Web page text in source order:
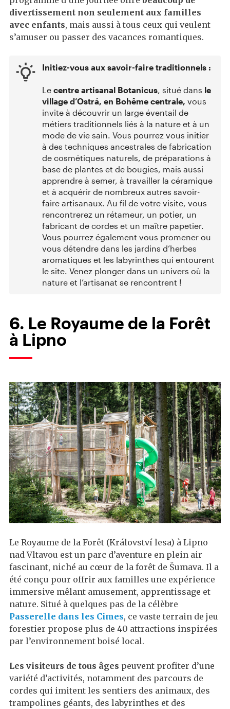
divertissement non seulement aux familles
avec enfants, mais aussi à tous ceux qui veulent
s’amuser ou passer des vacances romantiques.
Initiez-vous aux savoir-faire traditionnels :
Le centre artisanal Botanicus, situé dans le
village d’Ostrá, en Bohême centrale, vous
invite à découvrir un large éventail de
métiers traditionnels liés à la nature et à un
mode de vie sain. Vous pourrez vous initier
à des techniques ancestrales de fabrication
de cosmétiques naturels, de préparations à
base de plantes et de bougies, mais aussi
apprendre à semer, à travailler la céramique
et à acquérir de nombreux autres savoir-
faire artisanaux. Au fil de votre visite, vous
rencontrerez un rétameur, un potier, un
fabricant de cordes et un maître papetier.
Vous pourrez également vous promener ou
vous détendre dans les jardins d’herbes
aromatiques et les labyrinthes qui entourent
le site. Venez plonger dans un univers où la
nature et l’artisanat se rencontrent !
6. Le Royaume de la Forêt
à Lipno
Le Royaume de la Forêt (Království lesa) à Lipno
nad Vltavou est un parc d’aventure en plein air
fascinant, niché au cœur de la forêt de Šumava. Il a
été conçu pour offrir aux familles une expérience
immersive mêlant amusement, apprentissage et
nature. Situé à quelques pas de la célèbre
Passerelle dans les Cimes, ce vaste terrain de jeu
forestier propose plus de 40 attractions inspirées
par l’environnement boisé local.
Les visiteurs de tous âges peuvent profiter d’une
variété d’activités, notamment des parcours de
cordes qui imitent les sentiers des animaux, des
trampolines géants, des labyrinthes et des